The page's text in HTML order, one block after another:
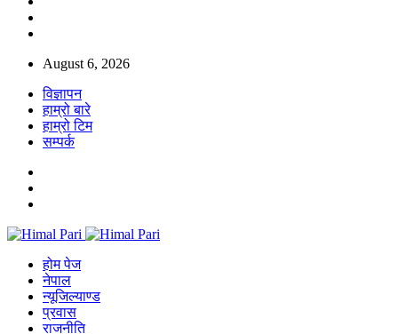
August 6, 2026
विज्ञापन
हाम्रो बारे
हाम्रो टिम
सम्पर्क
होम पेज
नेपाल
न्यूजिल्याण्ड
प्रवास
राजनीति